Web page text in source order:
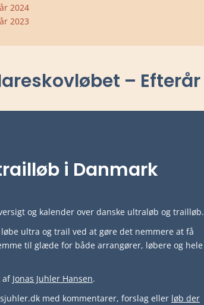
2024
2023
– Efterår
i Danmark
og kalender over danske ultraløb og trailløb.
ultra og trail ved at gøre det nemmere at få
til glæde for både arrangører, løbere og hele
af Jonas Juhler Hansen.
med kommentarer, forslag eller løb der